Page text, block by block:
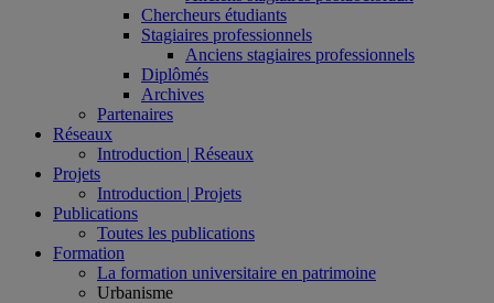
Chercheurs étudiants
Stagiaires professionnels
Anciens stagiaires professionnels
Diplômés
Archives
Partenaires
Réseaux
Introduction | Réseaux
Projets
Introduction | Projets
Publications
Toutes les publications
Formation
La formation universitaire en patrimoine
Urbanisme